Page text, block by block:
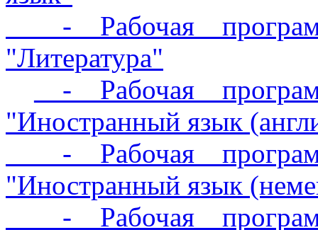
- Рабочая
"Литература"
- Рабочая
"Иностранный язык
- Рабочая
"Иностранный язык
- Рабочая